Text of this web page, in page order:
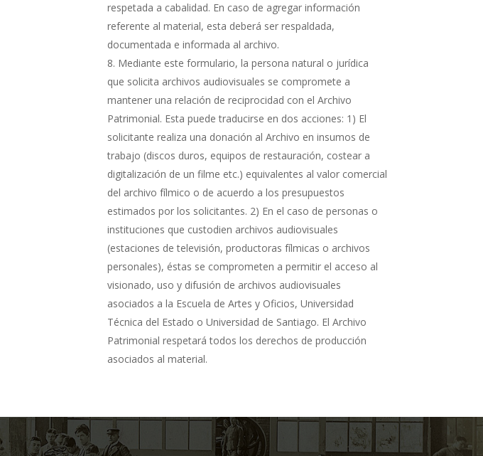
respetada a cabalidad. En caso de agregar información
referente al material, esta deberá ser respaldada,
documentada e informada al archivo.
Mediante este formulario, la persona natural o jurídica
que solicita archivos audiovisuales se compromete a
mantener una relación de reciprocidad con el Archivo
Patrimonial. Esta puede traducirse en dos acciones: 1) El
solicitante realiza una donación al Archivo en insumos de
trabajo (discos duros, equipos de restauración, costear a
digitalización de un filme etc.) equivalentes al valor comercial
del archivo fílmico o de acuerdo a los presupuestos
estimados por los solicitantes. 2) En el caso de personas o
instituciones que custodien archivos audiovisuales
(estaciones de televisión, productoras fílmicas o archivos
personales), éstas se comprometen a permitir el acceso al
visionado, uso y difusión de archivos audiovisuales
asociados a la Escuela de Artes y Oficios, Universidad
Técnica del Estado o Universidad de Santiago. El Archivo
Patrimonial respetará todos los derechos de producción
asociados al material.